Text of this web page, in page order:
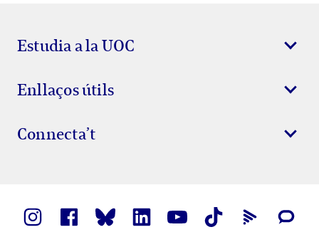
Estudia a la UOC
Enllaços útils
Connecta’t